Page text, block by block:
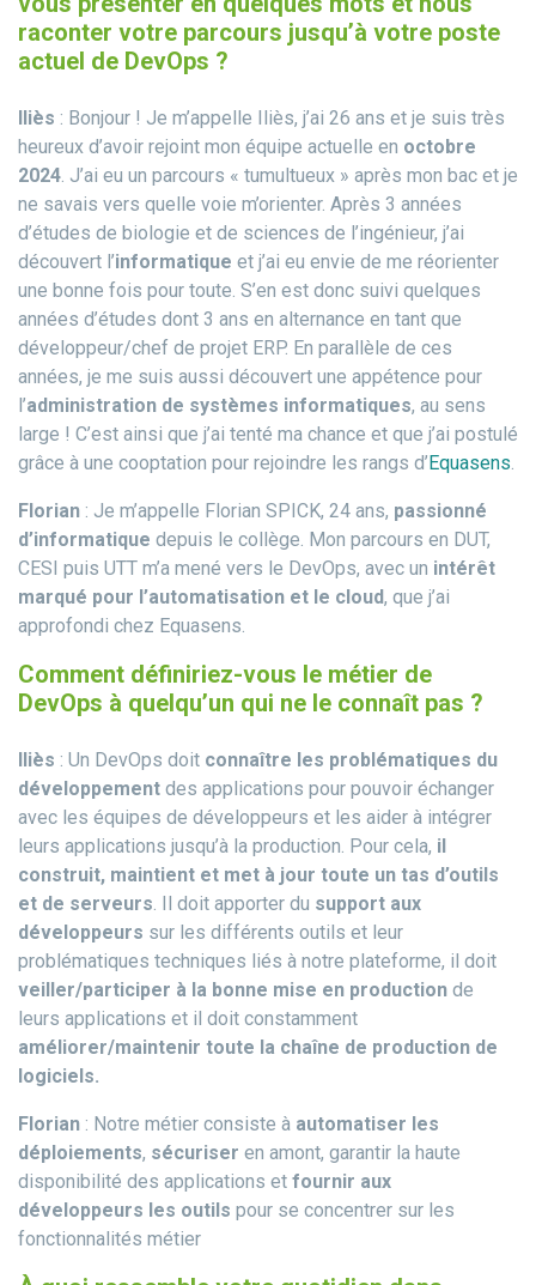
raconter votre parcours jusqu’à votre poste
actuel de DevOps ?
Iliès : Bonjour ! Je m’appelle Iliès, j’ai 26 ans et je suis très
heureux d’avoir rejoint mon équipe actuelle en octobre
2024. J’ai eu un parcours « tumultueux » après mon bac et je
ne savais vers quelle voie m’orienter. Après 3 années
d’études de biologie et de sciences de l’ingénieur, j’ai
découvert l’informatique et j’ai eu envie de me réorienter
une bonne fois pour toute. S’en est donc suivi quelques
années d’études dont 3 ans en alternance en tant que
développeur/chef de projet ERP. En parallèle de ces
années, je me suis aussi découvert une appétence pour
l’administration de systèmes informatiques, au sens
large ! C’est ainsi que j’ai tenté ma chance et que j’ai postulé
grâce à une cooptation pour rejoindre les rangs d’Equasens.
Florian : Je m’appelle Florian SPICK, 24 ans, passionné
d’informatique depuis le collège. Mon parcours en DUT,
CESI puis UTT m’a mené vers le DevOps, avec un intérêt
marqué pour l’automatisation et le cloud, que j’ai
approfondi chez Equasens.
Comment définiriez-vous le métier de
DevOps à quelqu’un qui ne le connaît pas ?
Iliès : Un DevOps doit connaître les problématiques du
développement des applications pour pouvoir échanger
avec les équipes de développeurs et les aider à intégrer
leurs applications jusqu’à la production. Pour cela, il
construit, maintient et met à jour toute un tas d’outils
et de serveurs. Il doit apporter du support aux
développeurs sur les différents outils et leur
problématiques techniques liés à notre plateforme, il doit
veiller/participer à la bonne mise en production de
leurs applications et il doit constamment
améliorer/maintenir toute la chaîne de production de
logiciels.
Florian : Notre métier consiste à automatiser les
déploiements, sécuriser en amont, garantir la haute
disponibilité des applications et fournir aux
développeurs les outils pour se concentrer sur les
fonctionnalités métier